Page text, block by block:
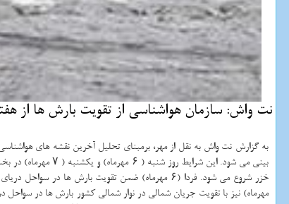
نت واش: سازمان هواشناسی از تقویت بارش ها از
به گزارش نت واش به نقل از مهر، برمبنای تحلیل آخرین نقشه های
خزر شروع می شود. فردا (۶ مهرماه) ضمن تقویت بارش ها در سواحل دریای خزر در شمال استان های آذربایجان غربی، آذربایجان شرقی و اردبیل در ساعات پس از ظهر افزایش ابر، رگبار پراكنده، گاهی همراه با رعد و
مهرماه) نیز با تقویت جریان شمالی در نوار شمالی كشور بارش ها در